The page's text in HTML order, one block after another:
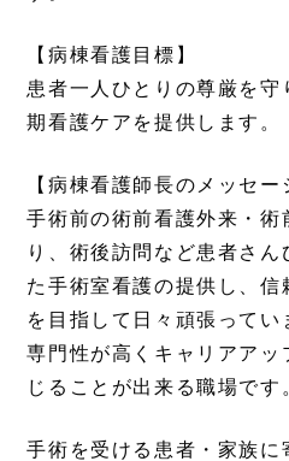
【病棟看護目標】
患者一人ひとりの尊厳を守
期看護ケアを提供します。
【病棟看護師長のメッセー
手術前の術前看護外来・術
り、術後訪問など患者さん
た手術室看護の提供し、信
を目指して日々頑張ってい
専門性が高くキャリアアッ
じることが出来る職場です
手術を受ける患者・家族に